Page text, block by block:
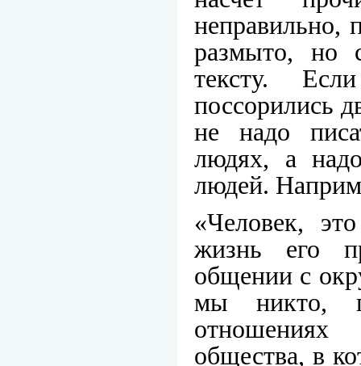
неправильно,
размыто, но
тексту.
поссорились
не надо
людях, а
людей.
«Человек,
жизнь его
общении с
мы никто,
общества, в